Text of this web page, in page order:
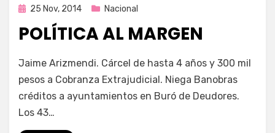
Publicada
25 Nov, 2014 Nacional
POLÍTICA AL MARGEN
por Enrique
Jaime Arizmendi. Cárcel de hasta 4 años y 300 mil
pesos a Cobranza Extrajudicial. Niega Banobras
créditos a ayuntamientos en Buró de Deudores.
Los 43…